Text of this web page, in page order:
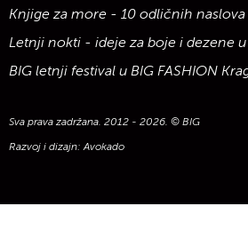
Knjige za more - 10 odličnih
Letnji nokti - ideje za boje i dezene
BIG letnji festival u BIG FASHION
Sva prava zadržana. 2012 - 2026. © BIG
Razvoj i dizajn: Avokado